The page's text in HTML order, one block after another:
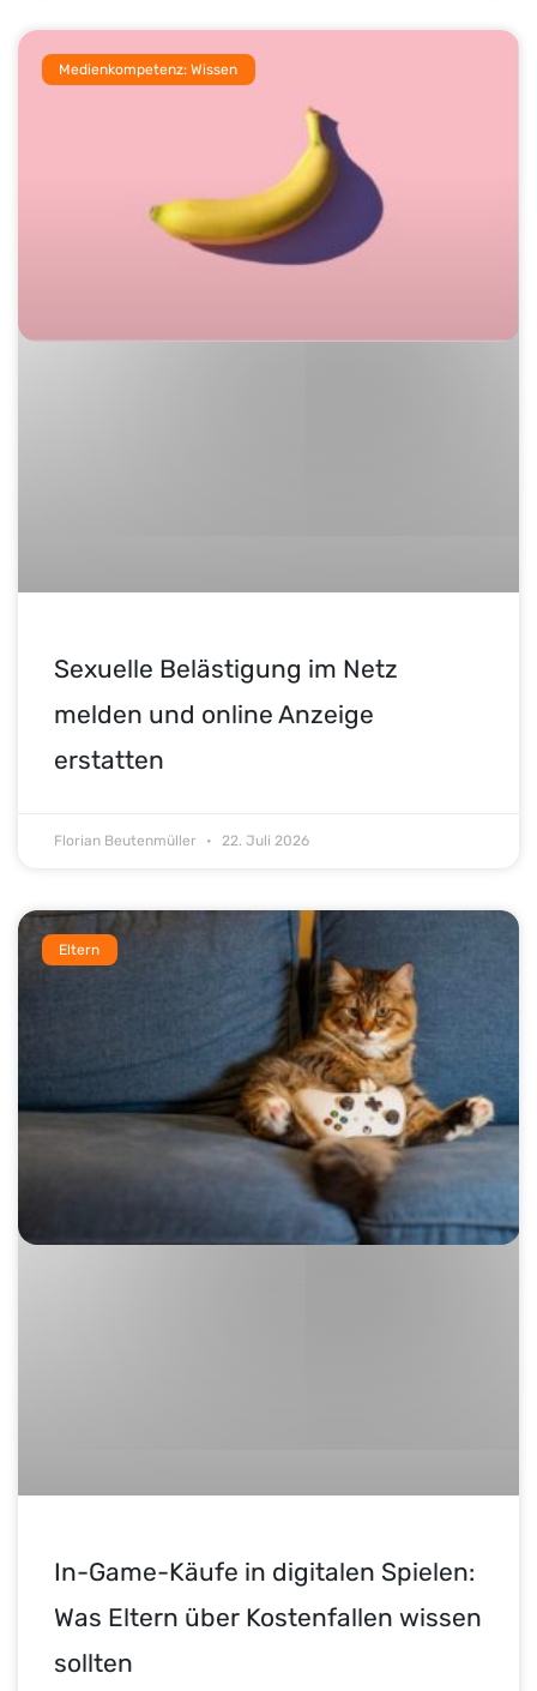
Medienkompetenz: Wissen
Sexuelle Belästigung im Netz
melden und online Anzeige
erstatten
Florian Beutenmüller 22. Juli 2026
Eltern
In-Game-Käufe in digitalen Spielen:
Was Eltern über Kostenfallen wissen
sollten